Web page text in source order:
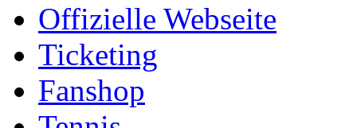
Offizielle Webseite
Ticketing
Fanshop